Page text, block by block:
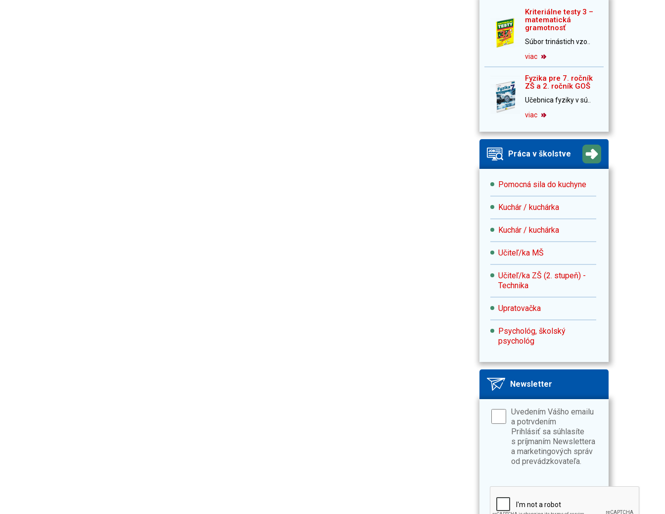
Kriteriálne testy 3 –
matematická
gramotnosť
Súbor trinástich vzo..
viac
Fyzika pre 7. ročník
ZŠ a 2. ročník GOŠ
Učebnica fyziky v sú..
viac
Práca v školstve
Pomocná sila do kuchyne
Kuchár / kuchárka
Kuchár / kuchárka
Učiteľ/ka MŠ
Učiteľ/ka ZŠ (2. stupeň) -
Technika
Upratovačka
Psychológ, školský
psychológ
Newsletter
Uvedením Vášho emailu
a potrvdením
Prihlásiť sa súhlasíte
s príjmaním Newslettera
a marketingových správ
od prevádzkovateľa.